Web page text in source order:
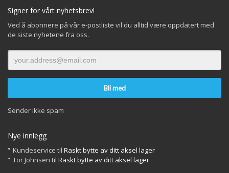
Signer for vårt nyhetsbrev!
Ved å abonnere på vår e-postliste vil du alltid være oppdatert med
de siste nyhetene fra oss.
Sender ikke spam
Nye innlegg
Kundeservice til Raskt bytte av ditt aksel lager
Tor Johnsen til Raskt bytte av ditt aksel lager